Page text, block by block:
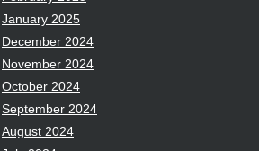
January 2025
December 2024
November 2024
October 2024
September 2024
August 2024